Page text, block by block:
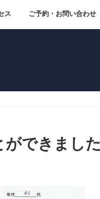
ス ご予約・お問い合わせ
ができました